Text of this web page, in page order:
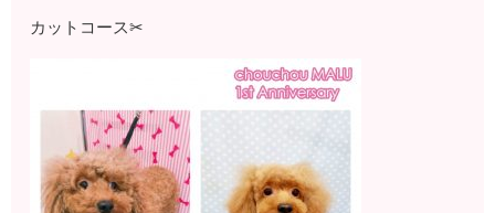
カットコース✂